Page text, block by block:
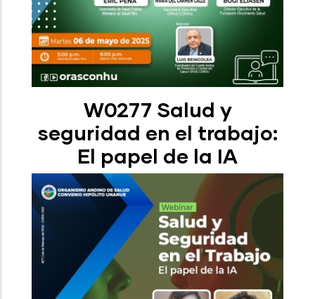
W0277 Salud y
seguridad en el trabajo:
El papel de la IA